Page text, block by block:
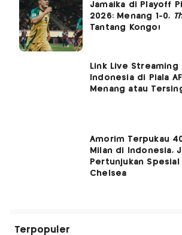
Jamaika di Playoff
2026: Menang 1-0,
Tantang Kongo!
Link Live Streaming
Indonesia di Piala
Menang atau
Amorim Terpukau
Milan di Indonesia,
Pertunjukan Spesial
Chelsea
Terpopuler